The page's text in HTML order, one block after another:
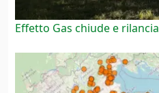
Effetto Gas chiude e rilancia